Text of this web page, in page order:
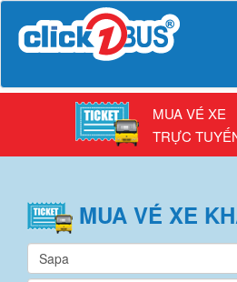
MUA VÉ XE
TRỰC
MUA VÉ XE